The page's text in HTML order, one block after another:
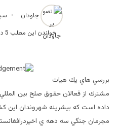
جاودان
خواندن این مطلب 5 دقیقه زمان میبرد
بررسي هاي يك هيات
مشترك از فعالان حقوق صلح بين
داده است كه بيشرينه شهروندان اين
مجرمان جنگي سه دهه ي